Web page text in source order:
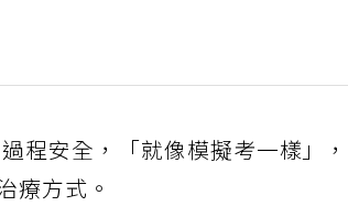
程安全，「就像模擬考一樣」
療方式。